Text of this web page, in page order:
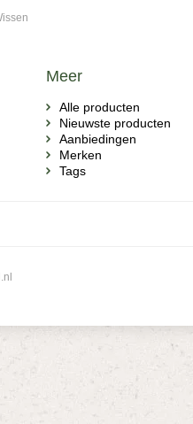
Meer
Alle producten
Nieuwste producten
Aanbiedingen
Merken
Tags